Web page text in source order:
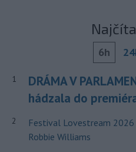
6h
1
DRÁMA V
hádzala do
2
Festival Lovestream 2026
Robbie Williams